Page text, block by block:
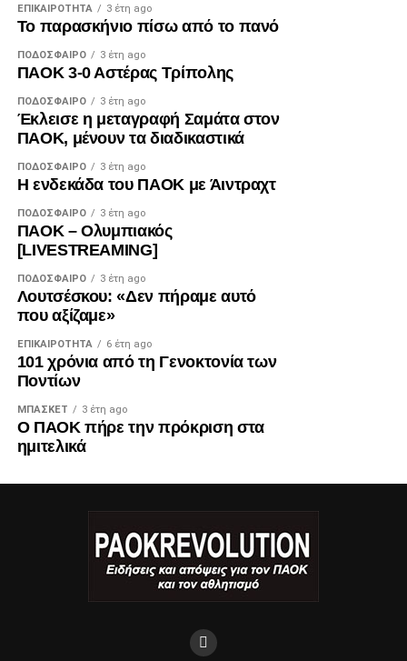
ΕΠΙΚΑΙΡΌΤΗΤΑ 3 έτη ago
Το παρασκήνιο πίσω από το πανό
ΠΟΔΌΣΦΑΙΡΟ 3 έτη ago
ΠΑΟΚ 3-0 Αστέρας Τρίπολης
ΠΟΔΌΣΦΑΙΡΟ 3 έτη ago
Έκλεισε η μεταγραφή Σαμάτα στον
ΠΑΟΚ, μένουν τα διαδικαστικά
ΠΟΔΌΣΦΑΙΡΟ 3 έτη ago
Η ενδεκάδα του ΠΑΟΚ με Άιντραχτ
ΠΟΔΌΣΦΑΙΡΟ 3 έτη ago
ΠΑΟΚ – Ολυμπιακός
[LIVESTREAMING]
ΠΟΔΌΣΦΑΙΡΟ 3 έτη ago
Λουτσέσκου: «Δεν πήραμε αυτό
που αξίζαμε»
ΕΠΙΚΑΙΡΌΤΗΤΑ 6 έτη ago
101 χρόνια από τη Γενοκτονία των
Ποντίων
ΜΠΆΣΚΕΤ 3 έτη ago
Ο ΠΑΟΚ πήρε την πρόκριση στα
ημιτελικά